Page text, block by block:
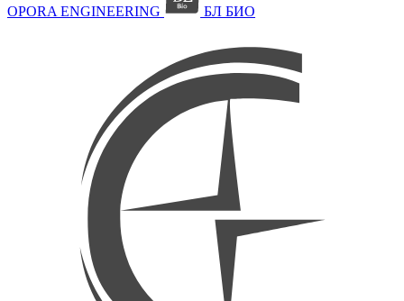
OPORA ENGINEERING БЛ БИО